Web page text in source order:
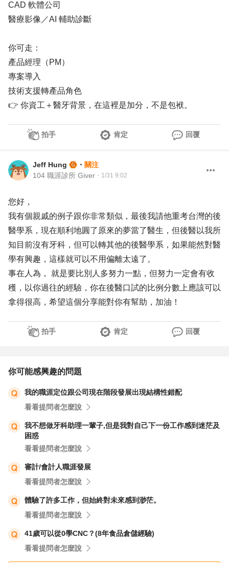
CAD 軟體公司
醫療影像／AI 輔助診斷
你可走：
產品經理（PM）
專案導入
技術支援轉產品角色
👉 你資工＋醫牙背景，在這裡是加分，不是包袱。
拍手 肯定 回覆
Jeff Hung ・ 關注
104 職涯診所 Giver ・ 1/31 9:02
您好，
我有個親戚的例子跟你非常類似，最後我請他重考台灣的後
醫學系，現在順利地圓了原來的夢當了醫生，但後醫以我所
知目前沒有牙科，但可以轉其他的後醫學系，如果能然對醫
學有興趣，這樣就可以不用偏離太遠了。
事在人為， 就是要比別人多努力一點，但努力一定會有收
穫，以你過往的經驗，你在後醫口試的比例分數上應該可以
拿得很高，希望這個分享能對你有幫助，加油！
拍手 肯定 回覆
你可能感興趣的問題
我的職涯定位跟公司現在階段發展出現結構性錯配
看看提問者怎麼說
我不想做牙科助理一輩子,但是我對自己下一份工作感到迷茫及
困惑
看看提問者怎麼說
審計/會計人職涯發展
看看提問者怎麼說
體驗了許多工作，但始終對未來感到渺茫。
看看提問者怎麼說
41歲可以從0學CNC？(8年食品倉儲經驗)
看看提問者怎麼說